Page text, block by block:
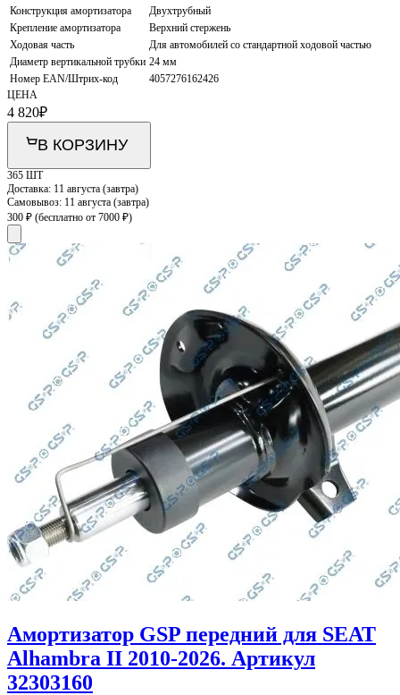
Конструкция амортизатора
Двухтрубный
Крепление амортизатора
Верхний стержень
Ходовая часть
Для автомобилей со стандартной ходовой частью
Диаметр вертикальной трубки 24 мм
Номер EAN/Штрих-код
4057276162426
ЦЕНА
4 820₽
В КОРЗИНУ
365 ШТ
Доставка: 11 августа (завтра)
Самовывоз: 11 августа (завтра)
300 ₽ (бесплатно от 7000 ₽)
Амортизатор GSP передний для SEAT
Alhambra II 2010-2026. Артикул
32303160